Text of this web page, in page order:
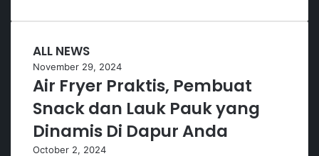
ALL NEWS
November 29, 2024
Air Fryer Praktis, Pembuat
Snack dan Lauk Pauk yang
Dinamis Di Dapur Anda
October 2, 2024